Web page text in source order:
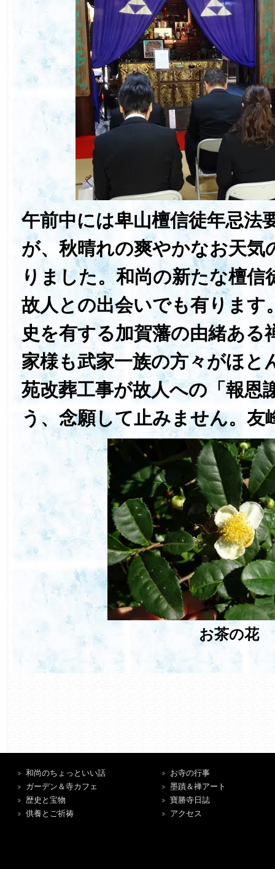
午前中には卑山檀信徒年忌法
が、秋晴れの爽やかなお天気
りました。和尚の新たな檀信
故人との出会いでも有ります
史を有する加賀藩の由緒ある
家様も武家一族の方々がほと
苑改葬工事が故人への「報恩
う、念願して止みません。友
お茶の花
和尚のちょっといい話
ガーデン＆寺カフェ
歴史と宝物
供養とご祈祷
お寺の行事
墨蹟＆禅アート
寶勝寺日誌
アクセス